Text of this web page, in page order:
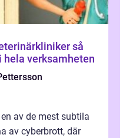
så
hela verksamheten
av de mest subtila
av cyberbrott, där